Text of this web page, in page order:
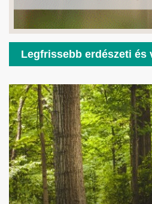
Legfrissebb erdészeti és